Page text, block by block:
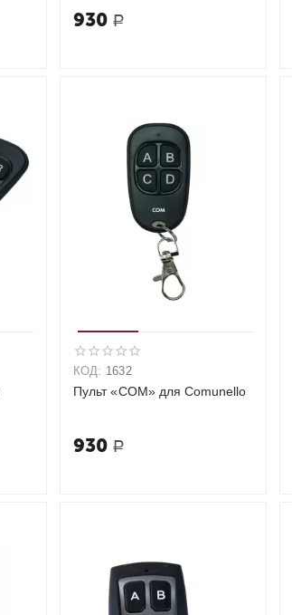
930 Р
КОД: 1632
Пульт «COM» для Comunello
930 Р